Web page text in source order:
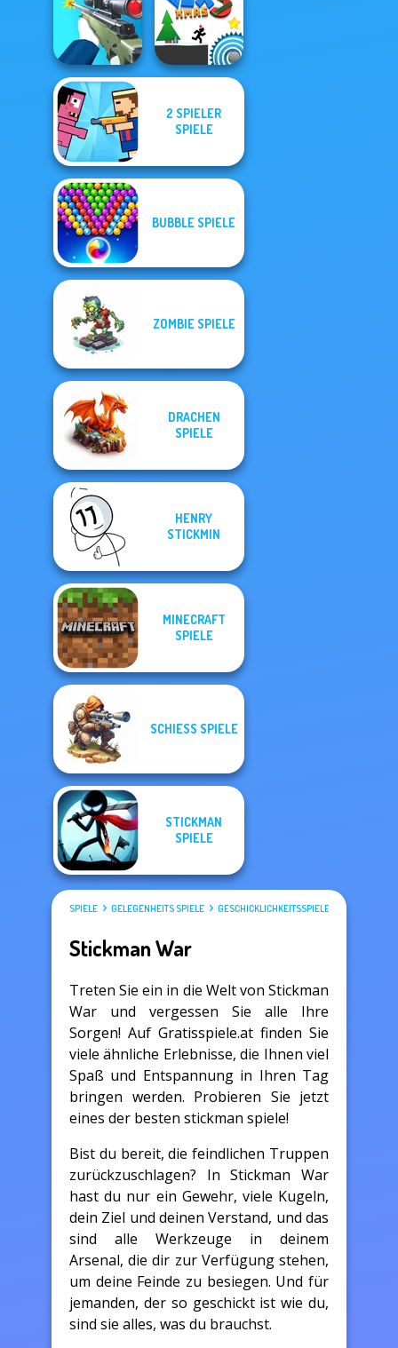
Prison Escape
Online
Rift of Hell:
Demons War
Sniper Shooter 2
2 SPIELER
SPIELE
BUBBLE SPIELE
ZOMBIE SPIELE
DRACHEN
SPIELE
HENRY
STICKMIN
MINECRAFT
SPIELE
SCHIESS SPIELE
STICKMAN
SPIELE
SPIELE GELEGENHEITS SPIELE GESCHICKLICHKEITSSPIELE STICKMAN
Stickman War
Treten Sie ein in die Welt von Stickman
War und vergessen Sie alle Ihre
Sorgen! Auf Gratisspiele.at finden Sie
viele ähnliche Erlebnisse, die Ihnen viel
Spaß und Entspannung in Ihren Tag
bringen werden. Probieren Sie jetzt
eines der besten stickman spiele!
Bist du bereit, die feindlichen Truppen
zurückzuschlagen? In Stickman War
hast du nur ein Gewehr, viele Kugeln,
dein Ziel und deinen Verstand, und das
sind alle Werkzeuge in deinem
Arsenal, die dir zur Verfügung stehen,
um deine Feinde zu besiegen. Und für
jemanden, der so geschickt ist wie du,
sind sie alles, was du brauchst.